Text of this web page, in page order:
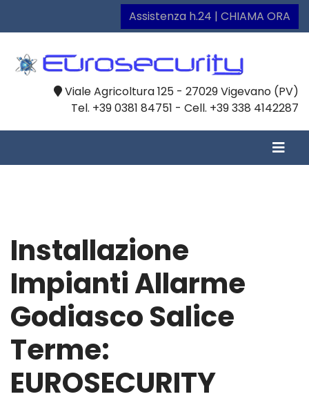
Assistenza h.24 | CHIAMA ORA
Viale Agricoltura 125 - 27029 Vigevano (PV)
Tel. +39 0381 84751 - Cell. +39 338 4142287
Installazione
Impianti Allarme
Godiasco Salice
Terme:
EUROSECURITY